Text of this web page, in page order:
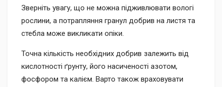
Зверніть увагу, що не можна підживлювати вологі
рослини, а потрапляння гранул добрив на листя та
стебла може викликати опіки.
Точна кількість необхідних добрив залежить від
кислотності ґрунту, його насиченості азотом,
фосфором та калієм. Варто також враховувати